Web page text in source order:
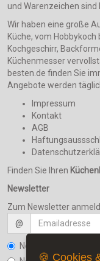
und Warenzeichen sind
Wir haben eine große
Küche, vom
Kochgeschirr,
Küchenmesser
besten.de finden Sie
Angebote werden
Impressum
Kontakt
AGB
Finden Sie Ihren
Newsletter
Zum Newsletter
@
Newsletter bestellen
🍪 Cookies